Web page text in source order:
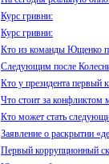
Курс гривни:
Курс гривни:
Кто из команды Ющенко
Следующим после
Кто у президента первый
Что стоит за
Кто может стать
Заявление о раскрытии
Первый коррупционный